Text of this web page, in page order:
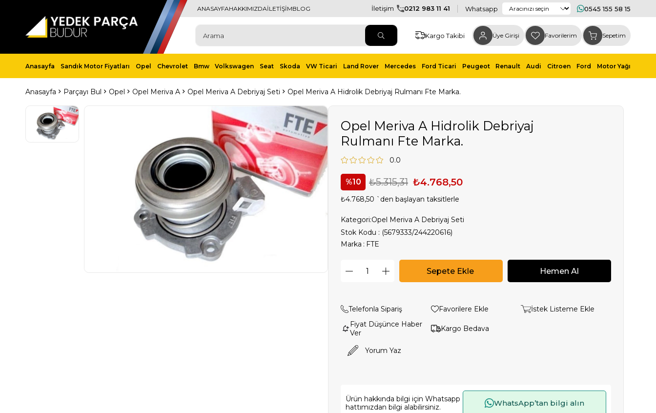
ANASAYFAHAKKIMIZDAİLETİŞİMBLOG İletişim 0212 983 11 41 Whatsapp 0545 155 58 15
Kargo Takibi Üye Girişi Favorilerim Sepetim
Anasayfa Sandık Motor Fiyatları Opel Chevrolet Bmw Volkswagen Seat Skoda VW Ticari Land Rover Mercedes Ford Ticari Peugeot Renault Audi Citroen Ford Motor Yağı
Anasayfa Parçayı Bul Opel Opel Meriva A Opel Meriva A Debriyaj Seti Opel Meriva A Hidrolik Debriyaj Rulmanı Fte Marka.
Opel Meriva A Hidrolik Debriyaj
Rulmanı Fte Marka.
0.0
10 ₺5.315,31 ₺4.768,50
₺4.768,50 `den başlayan taksitlerle
Kategori:Opel Meriva A Debriyaj Seti
Stok Kodu
(5679333/244220616)
Marka : FTE
Telefonla Sipariş Favorilere Ekle
İstek Listeme Ekle
Fiyat Düşünce Haber
Ver
Kargo Bedava
Yorum Yaz
Ürün hakkında bilgi için Whatsapp
hattımızdan bilgi alabilirsiniz.
WhatsApp’tan bilgi alın